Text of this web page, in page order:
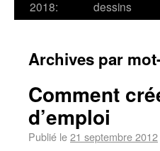
2018:
dessins
Archives par
Comment
d’emploi
Publié le21 septembre 2012